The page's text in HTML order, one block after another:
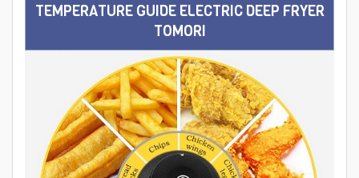
TEMPERATURE GUIDE ELECTRIC DEEP FRYER
TOMORI